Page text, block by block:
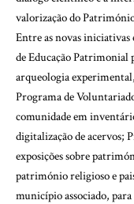
valorização do
Entre as novas
de Educação Patrimonial
arqueologia
Programa de
comunidade em
digitalização de acervos;
exposições sobre
património religioso e
município associado,